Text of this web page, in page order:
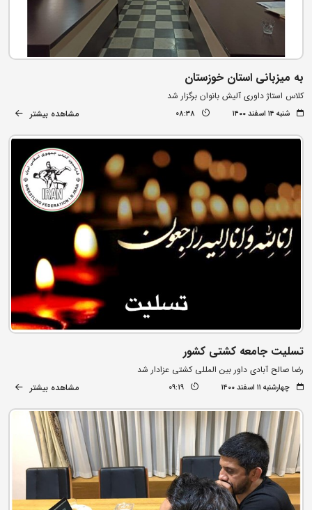
به میزبانی استان خوزستان
کلاس استاژ داوری آلیش بانوان برگزار شد
شنبه ۱۴ اسفند ۱۴۰۰ 08:38 مشاهده بیشتر
تسلیت جامعه کشتی کشور
رضا صالح آبادی داور بین المللی کشتی عزادار شد
چهارشنبه ۱۱ اسفند ۱۴۰۰ 09:19 مشاهده بیشتر